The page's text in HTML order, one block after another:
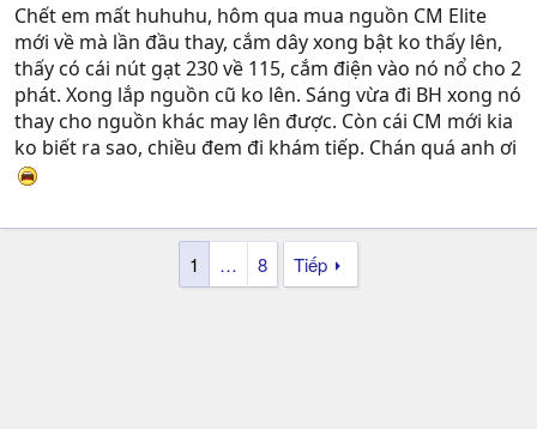
Chết em mất huhuhu, hôm qua mua nguồn CM Elite
mới về mà lần đầu thay, cắm dây xong bật ko thấy lên,
thấy có cái nút gạt 230 về 115, cắm điện vào nó nổ cho 2
phát. Xong lắp nguồn cũ ko lên. Sáng vừa đi BH xong nó
thay cho nguồn khác may lên được. Còn cái CM mới kia
ko biết ra sao, chiều đem đi khám tiếp. Chán quá anh ơi
1 … 8 Tiếp